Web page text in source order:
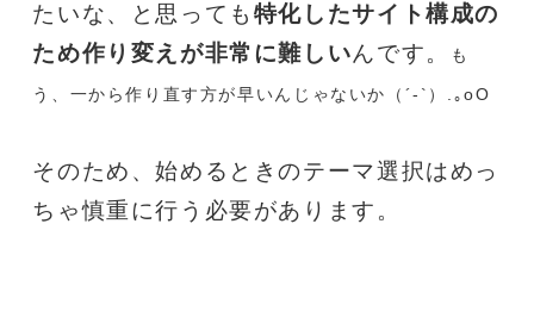
たいな、と思っても 特化したサイト構成の
ため作り変えが非常に難しいんです。 も
う、一から作り直す方が早いんじゃないか（´-`）.｡oO
そのため、始めるときのテーマ選択はめっ
ちゃ慎重に行う必要があります。